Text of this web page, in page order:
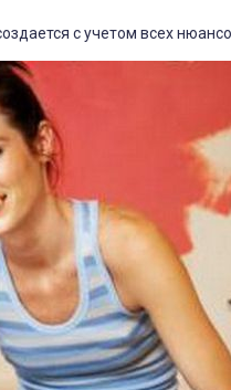
с учетом всех